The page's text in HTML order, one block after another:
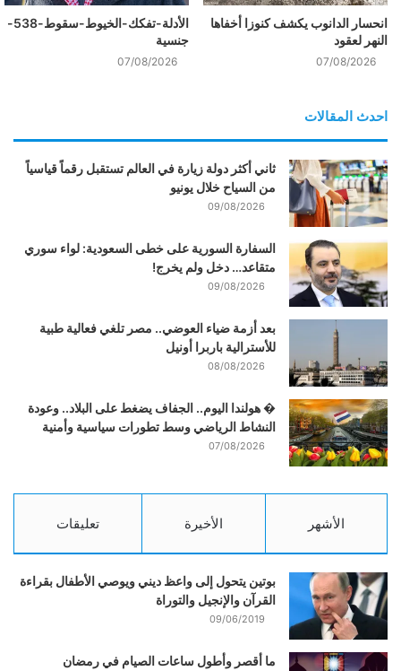
انحسار الدانوب يكشف كنوزا أخفاها
النهر لعقود
07/08/2026
الأدلة-تفكك-الخيوط-سقوط-538-
جنسية
07/08/2026
احدث المقالات
ثاني أكثر دولة زيارة في العالم تستقبل رقماً قياسياً
من السياح خلال يونيو
09/08/2026
السفارة السورية على خطى السعودية: لواء سوري
متقاعد… دخل ولم يخرج!
09/08/2026
بعد أزمة ضياء العوضي.. مصر تلغي فعالية طبية
للأسترالية باربرا أونيل
08/08/2026
� هولندا اليوم.. الجفاف يضغط على البلاد.. وعودة
النشاط الرياضي وسط تطورات سياسية وأمنية
07/08/2026
الأشهر الأخيرة تعليقات
بوتين يتحول إلى واعظ ديني ويوصي الأطفال بقراءة
القرآن والإنجيل والتوراة
09/06/2019
ما أقصر وأطول ساعات الصيام في رمضان